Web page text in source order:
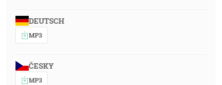
DEUTSCH
MP3
ČESKY
MP3